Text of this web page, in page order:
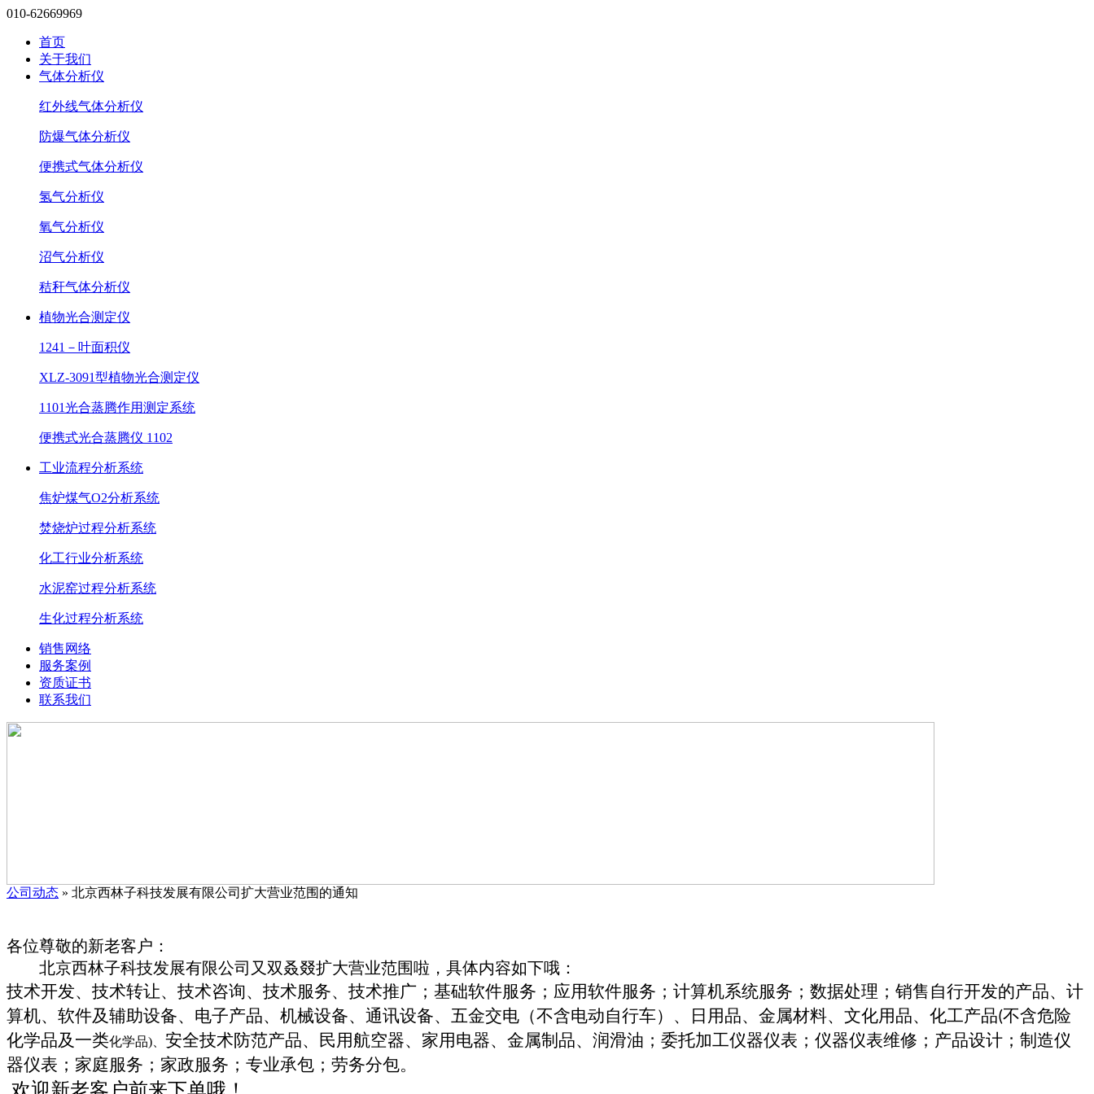
010-62669969
首页
关于我们
气体分析仪
红外线气体分析仪
防爆气体分析仪
便携式气体分析仪
氢气分析仪
氧气分析仪
沼气分析仪
秸秆气体分析仪
植物光合测定仪
1241－叶面积仪
XLZ-3091型植物光合测定仪
1101光合蒸腾作用测定系统
便携式光合蒸腾仪 1102
工业流程分析系统
焦炉煤气O2分析系统
焚烧炉过程分析系统
化工行业分析系统
水泥窑过程分析系统
生化过程分析系统
销售网络
服务案例
资质证书
联系我们
公司动态 » 北京西林子科技发展有限公司扩大营业范围的通知
各位尊敬的新老客户：
北京西林子科技发展有限公司又双叒叕扩大营业范围啦，具体内容如下哦：
技术开发、技术转让、技术咨询、技术服务、技术推广；基础软件服务；应用软件服务；计算机系统服务；数据处理；销售自行开发的产品、计
算机、软件及辅助设备、电子产品、机械设备、通讯设备、五金交电（不含电动自行车）、日用品、金属材料、文化用品、化工产品(不含危险
化学品及一类化学品)、 安全技术防范产品、民用航空器、家用电器、金属制品、润滑油； 委托加工仪器仪表；仪器仪表维修；产品设计；制造仪
器仪表； 家庭服务；家政服务；专业承包；劳务分包。